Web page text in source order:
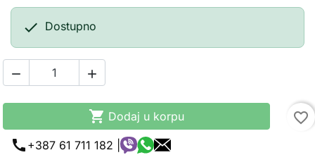
 Dostupno
 
 Dodaj u korpu
favorite_border
call +387 61 711 182 |